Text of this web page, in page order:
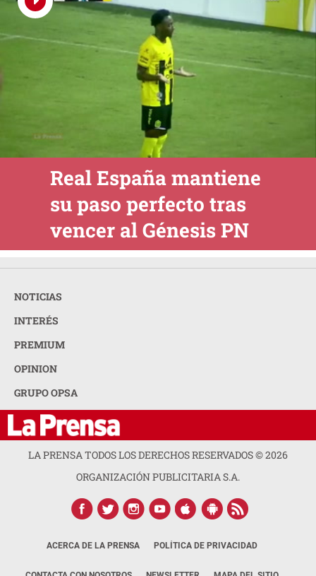
Real España mantiene
su paso perfecto tras
vencer al Génesis PN
NOTICIAS
INTERÉS
PREMIUM
OPINION
GRUPO OPSA
LA PRENSA TODOS LOS DERECHOS RESERVADOS ©2026
ORGANIZACIÓN PUBLICITARIA S.A.
ACERCA DE LA PRENSA POLÍTICA DE PRIVACIDAD